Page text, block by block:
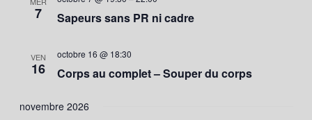
7 Sapeurs sans PR ni cadre
VEN
16
octobre 16 @ 18:30
Corps au complet – Souper du corps
novembre 2026